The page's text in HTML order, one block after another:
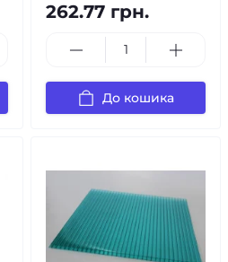
262.77 грн.
До кошика